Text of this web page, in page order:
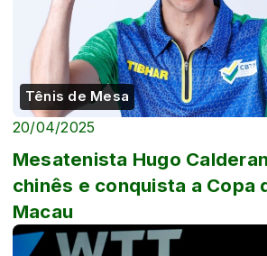
Tênis de Mesa
20/04/2025
Mesatenista Hugo
chinês e conquista a Copa
Macau